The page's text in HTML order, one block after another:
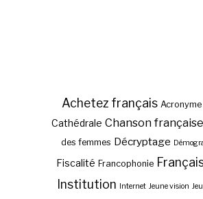
Achetez français Acronyme
Cathédrale Chanson française
des femmes Décryptage
Fiscalité Francophonie
Institution Internet Jeune vision